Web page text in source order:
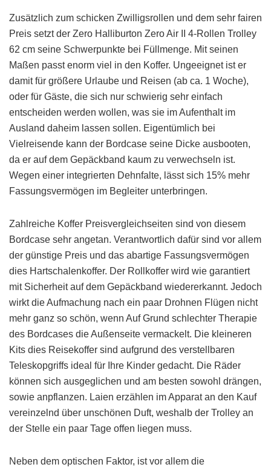
Zusätzlich zum schicken Zwilligsrollen und dem sehr fairen
Preis setzt der Zero Halliburton Zero Air II 4-Rollen Trolley
62 cm seine Schwerpunkte bei Füllmenge. Mit seinen
Maßen passt enorm viel in den Koffer. Ungeeignet ist er
damit für größere Urlaube und Reisen (ab ca. 1 Woche),
oder für Gäste, die sich nur schwierig sehr einfach
entscheiden werden wollen, was sie im Aufenthalt im
Ausland daheim lassen sollen. Eigentümlich bei
Vielreisende kann der Bordcase seine Dicke ausbooten,
da er auf dem Gepäckband kaum zu verwechseln ist.
Wegen einer integrierten Dehnfalte, lässt sich 15% mehr
Fassungsvermögen im Begleiter unterbringen.
Zahlreiche Koffer Preisvergleichseiten sind von diesem
Bordcase sehr angetan. Verantwortlich dafür sind vor allem
der günstige Preis und das abartige Fassungsvermögen
dies Hartschalenkoffer. Der Rollkoffer wird wie garantiert
mit Sicherheit auf dem Gepäckband wiedererkannt. Jedoch
wirkt die Aufmachung nach ein paar Drohnen Flügen nicht
mehr ganz so schön, wenn Auf Grund schlechter Therapie
des Bordcases die Außenseite vermackelt. Die kleineren
Kits dies Reisekoffer sind aufgrund des verstellbaren
Teleskopgriffs ideal für Ihre Kinder gedacht. Die Räder
können sich ausgeglichen und am besten sowohl drängen,
sowie anpflanzen. Laien erzählen im Apparat an den Kauf
vereinzelnd über unschönen Duft, weshalb der Trolley an
der Stelle ein paar Tage offen liegen muss.
Neben dem optischen Faktor, ist vor allem die